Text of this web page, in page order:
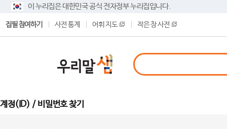
이 누리집은 대한민국 공식 전자정부 누리집입니다.
집필 참여하기 사전 통계 어휘 지도 작은 창 사전
계정(ID) / 비밀번호 찾기